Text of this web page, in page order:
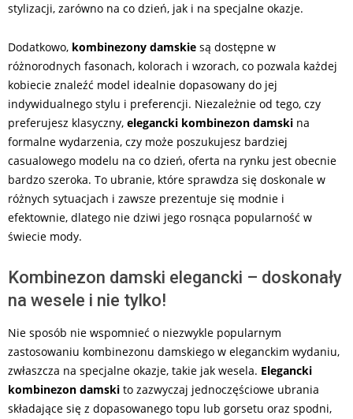
stylizacji, zarówno na co dzień, jak i na specjalne okazje.
Dodatkowo, kombinezony damskie są dostępne w
różnorodnych fasonach, kolorach i wzorach, co pozwala każdej
kobiecie znaleźć model idealnie dopasowany do jej
indywidualnego stylu i preferencji. Niezależnie od tego, czy
preferujesz klasyczny, elegancki kombinezon damski na
formalne wydarzenia, czy może poszukujesz bardziej
casualowego modelu na co dzień, oferta na rynku jest obecnie
bardzo szeroka. To ubranie, które sprawdza się doskonale w
różnych sytuacjach i zawsze prezentuje się modnie i
efektownie, dlatego nie dziwi jego rosnąca popularność w
świecie mody.
Kombinezon damski elegancki – doskonały
na wesele i nie tylko!
Nie sposób nie wspomnieć o niezwykle popularnym
zastosowaniu kombinezonu damskiego w eleganckim wydaniu,
zwłaszcza na specjalne okazje, takie jak wesela. Elegancki
kombinezon damski to zazwyczaj jednoczęściowe ubrania
składające się z dopasowanego topu lub gorsetu oraz spodni,